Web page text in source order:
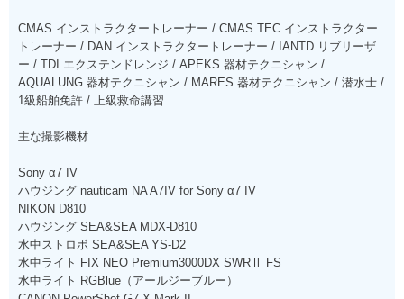
CMAS インストラクタートレーナー / CMAS TEC インストラクター
トレーナー / DAN インストラクタートレーナー / IANTD リブリーザ
ー / TDI エクステンドレンジ / APEKS 器材テクニシャン /
AQUALUNG 器材テクニシャン / MARES 器材テクニシャン / 潜水士 /
1級船舶免許 / 上級救命講習
主な撮影機材
Sony α7 IV
ハウジング nauticam NA A7IV for Sony α7 IV
NIKON D810
ハウジング SEA&SEA MDX-D810
水中ストロボ SEA&SEA YS-D2
水中ライト FIX NEO Premium3000DX SWRⅡ FS
水中ライト RGBlue（アールジーブルー）